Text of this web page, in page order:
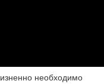
необходимо